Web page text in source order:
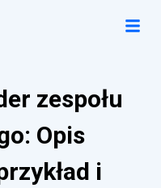
zespołu
Opis
i